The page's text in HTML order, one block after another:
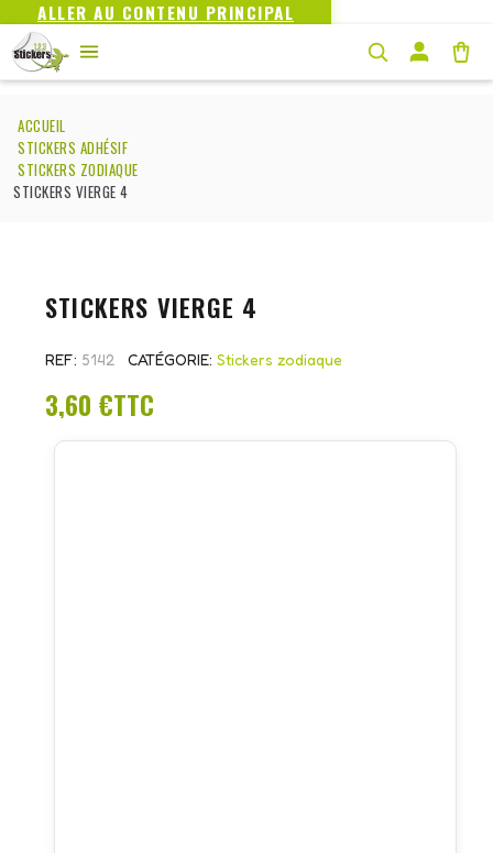
ALLER AU CONTENU PRINCIPAL
ACCUEIL
STICKERS ADHÉSIF
STICKERS ZODIAQUE
STICKERS VIERGE 4
STICKERS VIERGE 4
REF 5142 CATÉGORIE Stickers zodiaque
3,60 €TTC